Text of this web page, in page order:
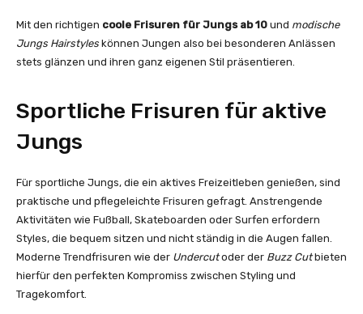
Mit den richtigen coole Frisuren für Jungs ab 10 und modische
Jungs Hairstyles können Jungen also bei besonderen Anlässen
stets glänzen und ihren ganz eigenen Stil präsentieren.
Sportliche Frisuren für aktive
Jungs
Für sportliche Jungs, die ein aktives Freizeitleben genießen, sind
praktische und pflegeleichte Frisuren gefragt. Anstrengende
Aktivitäten wie Fußball, Skateboarden oder Surfen erfordern
Styles, die bequem sitzen und nicht ständig in die Augen fallen.
Moderne Trendfrisuren wie der Undercutoder der Buzz Cutbieten
hierfür den perfekten Kompromiss zwischen Styling und
Tragekomfort.